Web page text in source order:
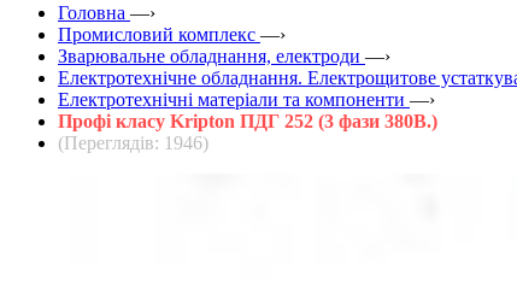
Головна —›
Промисловий комплекс —›
Зварювальне обладнання, електроди —›
Електротехнічне обладнання. Електрощитове
Електротехнічні матеріали та компоненти —›
Профі класу Kripton ПДГ 252 (3 фази 380В.)
(Переглядів: 1946)